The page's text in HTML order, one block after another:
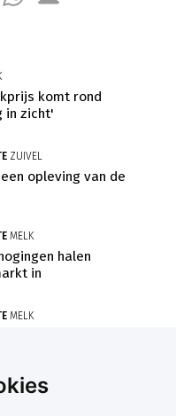
komt rond
in zicht'
ZUIVEL
opleving van de
MELK
halen
in
MELK